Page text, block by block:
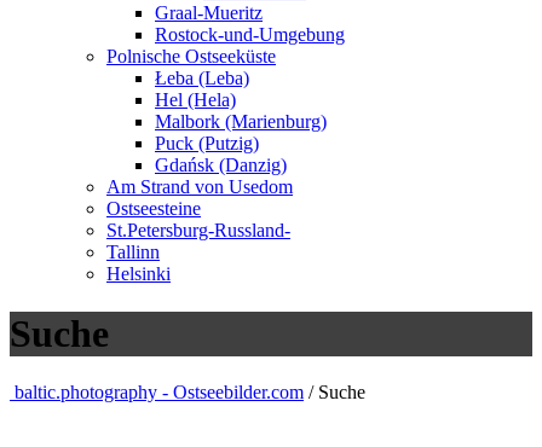
Graal-Mueritz
Rostock-und-Umgebung
Polnische Ostseeküste
Łeba (Leba)
Hel (Hela)
Malbork (Marienburg)
Puck (Putzig)
Gdańsk (Danzig)
Am Strand von Usedom
Ostseesteine
St.Petersburg-Russland-
Tallinn
Helsinki
Suche
baltic.photography - Ostseebilder.com / Suche